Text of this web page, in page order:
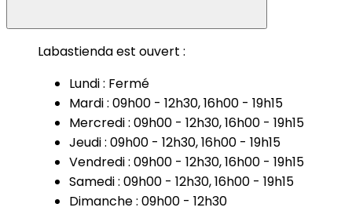
Labastienda est ouvert :
Lundi : Fermé
Mardi : 09h00 - 12h30, 16h00 - 19h15
Mercredi : 09h00 - 12h30, 16h00 - 19h15
Jeudi : 09h00 - 12h30, 16h00 - 19h15
Vendredi : 09h00 - 12h30, 16h00 - 19h15
Samedi : 09h00 - 12h30, 16h00 - 19h15
Dimanche : 09h00 - 12h30